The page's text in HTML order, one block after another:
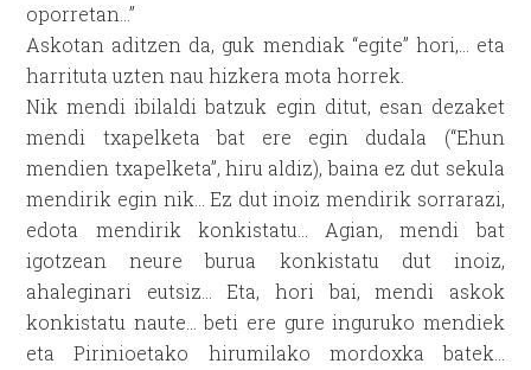
oporretan…”
Askotan aditzen da, guk mendiak “egite” hori,… eta
harrituta uzten nau hizkera mota horrek.
Nik mendi ibilaldi batzuk egin ditut, esan dezaket
mendi txapelketa bat ere egin dudala (“Ehun
mendien txapelketa”, hiru aldiz), baina ez dut sekula
mendirik egin nik… Ez dut inoiz mendirik sorrarazi,
edota mendirik konkistatu… Agian, mendi bat
igotzean neure burua konkistatu dut inoiz,
ahaleginari eutsiz… Eta, hori bai, mendi askok
konkistatu naute… beti ere gure inguruko mendiek
eta Pirinioetako hirumilako mordoxka batek…